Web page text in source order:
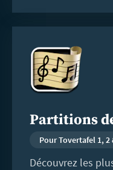
Partitions
Pour Tovertafel 1, 2
Découvrez les
savoir
plus